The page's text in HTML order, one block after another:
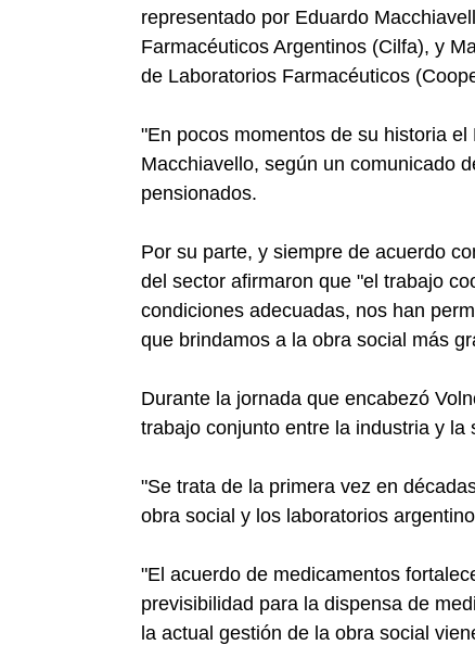
representado por Eduardo
Farmacéuticos Argentinos (Cilfa), y
de Laboratorios Farmacéuticos
"En pocos momentos de su historia
Macchiavello, según un comunicado
pensionados.
Por su parte, y siempre de acuerdo
del sector afirmaron que "el trabajo
condiciones adecuadas, nos han
que brindamos a la obra social más
Durante la jornada que encabezó
trabajo conjunto entre la industria y la
"Se trata de la primera vez en
obra social y los laboratorios
"El acuerdo de medicamentos
previsibilidad para la dispensa de
la actual gestión de la obra social